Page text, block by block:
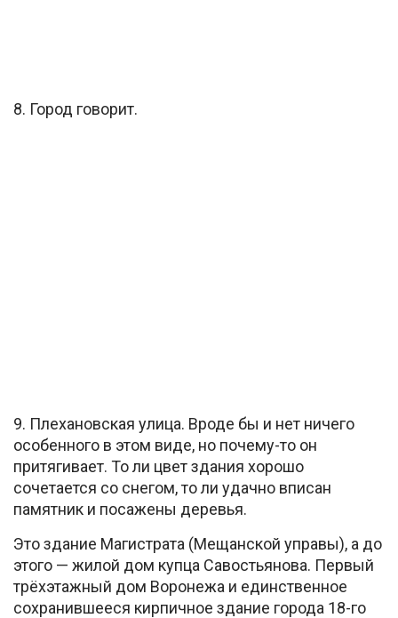
8. Город говорит.
9. Плехановская улица. Вроде бы и нет ничего
особенного в этом виде, но почему-то он
притягивает. То ли цвет здания хорошо
сочетается со снегом, то ли удачно вписан
памятник и посажены деревья.
Это здание Магистрата (Мещанской управы), а до
этого — жилой дом купца Савостьянова. Первый
трёхэтажный дом Воронежа и единственное
сохранившееся кирпичное здание города 18-го